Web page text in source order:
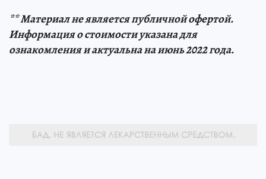
** Материал не является публичной офертой.
Информация о стоимости указана для
ознакомления и актуальна на июнь 2022 года.